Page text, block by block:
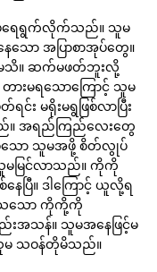
မရေရွက်လိုက်သည်။ သူမ
ော အပြာစာအုပ်တွေ။
သိ။ ဆက်မဖတ်ဘူးလို့
းမရသောကြောင့် သူမ
မရိုးမရွဖြစ်လာပြီး
သည်။ အရည်ကြည်လေးတွေ
စ်သော သူမအဖို့ စိတ်လွုပ်
မမြင်လာသည်။ ကိုကို
ေပြီ။ ဒါကြောင့် ယူလို့ရ
သသော ကိုကို့ကို
သန်။ သူမအနေဖြင့်မ
သူမ သဝန်တိုမိသည်။